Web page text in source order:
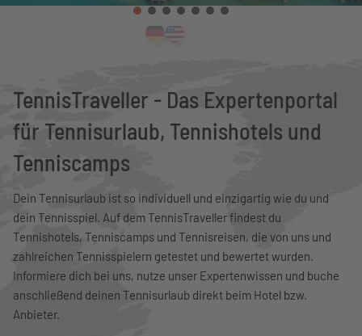
TennisTraveller - Das Expertenportal
für Tennisurlaub, Tennishotels und
Tenniscamps
Dein Tennisurlaub ist so individuell und einzigartig wie du und
dein Tennisspiel. Auf dem TennisTraveller findest du
Tennishotels, Tenniscamps und Tennisreisen, die von uns und
zahlreichen Tennisspielern getestet und bewertet wurden.
Informiere dich bei uns, nutze unser Expertenwissen und buche
anschließend deinen Tennisurlaub direkt beim Hotel bzw.
Anbieter.